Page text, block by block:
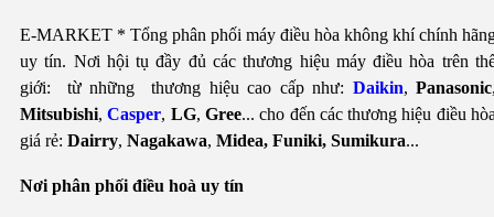
E-MARKET * Tổng phân phối máy điều hòa không khí chính
uy tín. Nơi hội tụ đầy đủ các thương hiệu máy điều hòa trên
giới: từ những thương hiệu cao cấp như: Daikin,Panasonic
Mitsubishi,Casper, LG, Gree... cho đến các thương hiệu điều
giá rẻ: Dairry, Nagakawa, Midea, Funiki, Sumikura...
Nơi phân phối điều hoà uy tín